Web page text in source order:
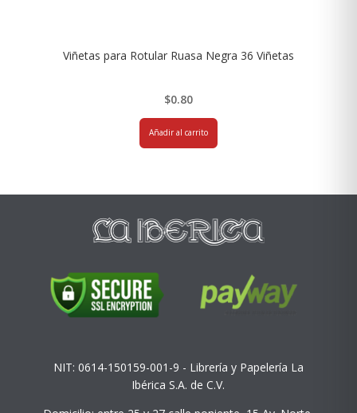
Viñetas para Rotular Ruasa Negra 36 Viñetas
$0.80
Añadir al carrito
NIT: 0614-150159-001-9 - Librería y Papelería La
Ibérica S.A. de C.V.